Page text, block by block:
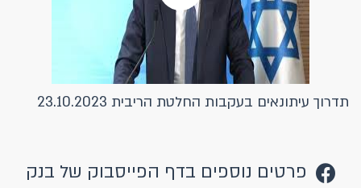
תדרוך עיתונאים בעקבות החלטת הריבית 23.10.2023
פרטים נוספים בדף הפייסבוק של בנק